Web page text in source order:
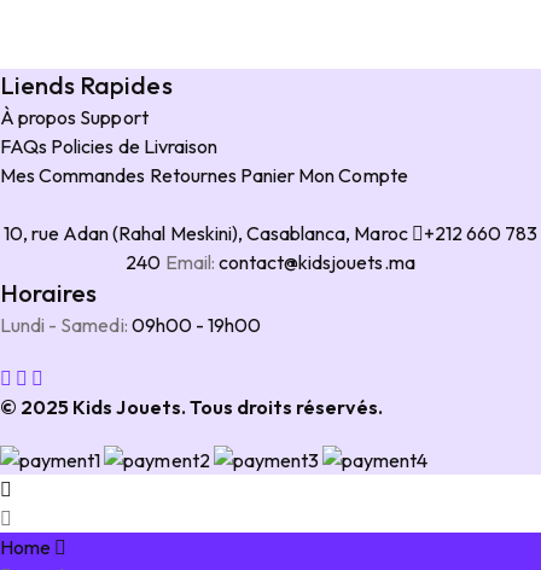
Liends Rapides
À propos Support
FAQs Policies de Livraison
Mes Commandes Retournes Panier Mon Compte
10, rue Adan (Rahal Meskini), Casablanca, Maroc
+212 660 783
240 Email: contact@kidsjouets.ma
Horaires
Lundi - Samedi: 09h00 - 19h00
© 2025 Kids Jouets. Tous droits réservés.
Home